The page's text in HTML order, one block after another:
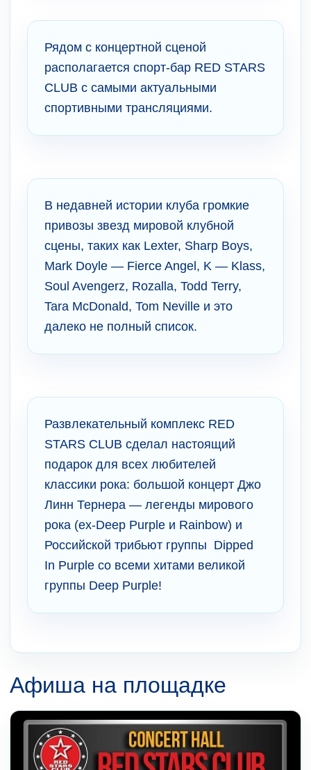
Рядом с концертной сценой
располагается спорт-бар RED STARS
CLUB с самыми актуальными
спортивными трансляциями.
В недавней истории клуба громкие
привозы звезд мировой клубной
сцены, таких как Lexter, Sharp Boys,
Mark Doyle — Fierce Angel, K — Klass,
Soul Avengerz, Rozalla, Todd Terry,
Tara McDonald, Tom Neville и это
далеко не полный список.
Развлекательный комплекс RED
STARS CLUB сделал настоящий
подарок для всех любителей
классики рока: большой концерт Джо
Линн Тернера — легенды мирового
рока (ex-Deep Purple и Rainbow) и
Российской трибьют группы Dipped
In Purple со всеми хитами великой
группы Deep Purple!
Афиша на площадке